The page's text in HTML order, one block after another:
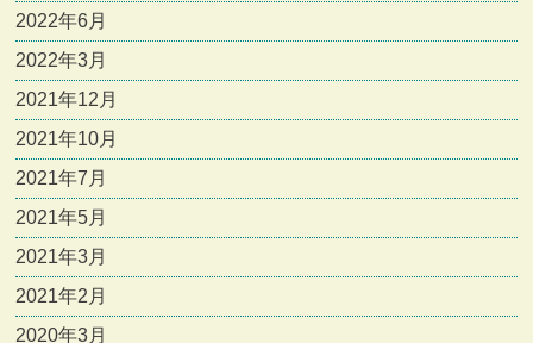
2022年6月
2022年3月
2021年12月
2021年10月
2021年7月
2021年5月
2021年3月
2021年2月
2020年3月